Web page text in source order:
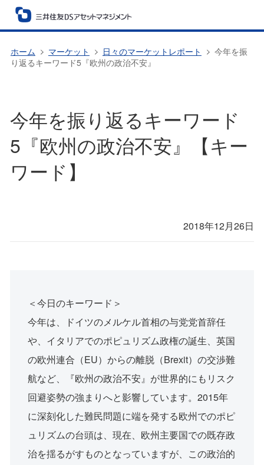
ホーム マーケット 日々のマーケットレポート
今年を振
り返るキーワード5『欧州の政治不安』
今年を振り返るキーワード
5『欧州の政治不安』【キー
ワード】
2018年12月26日
＜今日のキーワード＞
今年は、ドイツのメルケル首相の与党党首辞任
や、イタリアでのポピュリズム政権の誕生、英国
の欧州連合（EU）からの離脱（Brexit）の交渉難
航など、『欧州の政治不安』が世界的にもリスク
回避姿勢の強まりへと影響しています。2015年
に深刻化した難民問題に端を発する欧州でのポピ
ュリズムの台頭は、現在、欧州主要国での既存政
治を揺るがすものとなっていますが、この政治的